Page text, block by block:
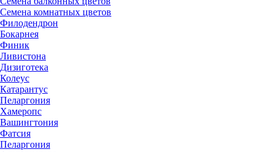
Семена комнатных цветов
Филодендрон
Бокарнея
Финик
Ливистона
Дизиготека
Колеус
Катарантус
Пеларгония
Хамеропс
Вашингтония
Фатсия
Пеларгония